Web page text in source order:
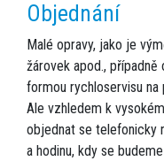
Objednání
Malé opravy, jako je
žárovek apod.,
formou rychloservisu na
Ale vzhledem k
objednat se telefonicky
a hodinu, kdy se